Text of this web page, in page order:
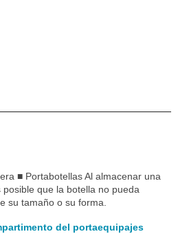
■ Portabotellas Al almacenar una
que la botella no pueda
su tamaño o su forma.
del portaequipajes